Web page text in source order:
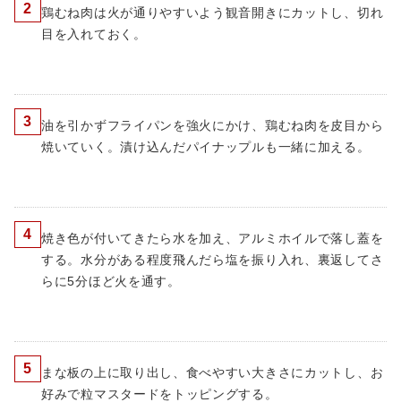
2
鶏むね肉は火が通りやすいよう観音開きにカットし、切れ
目を入れておく。
3
油を引かずフライパンを強火にかけ、鶏むね肉を皮目から
焼いていく。漬け込んだパイナップルも一緒に加える。
4
焼き色が付いてきたら水を加え、アルミホイルで落し蓋を
する。水分がある程度飛んだら塩を振り入れ、裏返してさ
らに5分ほど火を通す。
5
まな板の上に取り出し、食べやすい大きさにカットし、お
好みで粒マスタードをトッピングする。